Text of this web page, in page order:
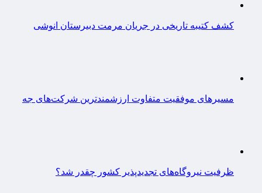
کشف کتیبه تاریخی در جریان مرمت دبیرستان انوشی
مسیرهای موفقیت متفاوت ارزشمندترین شرکت‌های جه
ظرفیت نیروگاه‌های تجدیدپذیر کشور چقدر شد؟